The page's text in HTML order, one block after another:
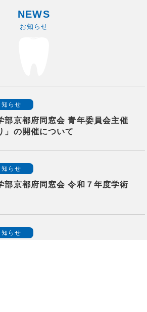
NEWS
お知らせ
知らせ
部京都府同窓会 青年委員会主催
」の開催について
知らせ
部京都府同窓会 令和７年度学術
知らせ